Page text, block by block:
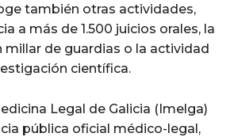
también otras actividades,
a más de 1.500 juicios orales, la
millar de guardias o la actividad
científica.
Legal de Galicia (Imelga)
pública oficial médico-legal,